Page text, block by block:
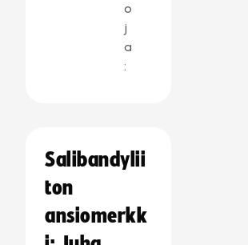
o
j
a
:
Salibandylii
ton
ansiomerkk